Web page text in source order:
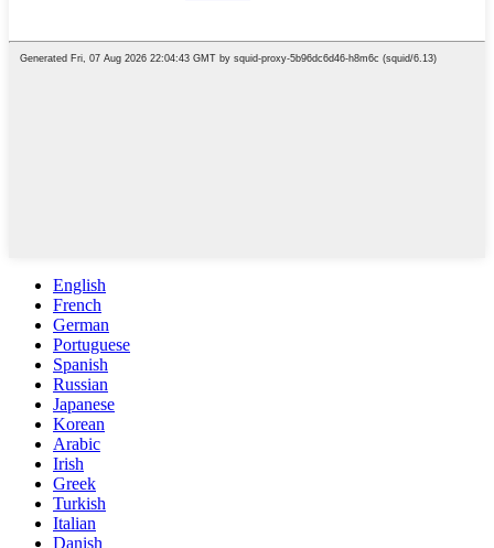
English
French
German
Portuguese
Spanish
Russian
Japanese
Korean
Arabic
Irish
Greek
Turkish
Italian
Danish